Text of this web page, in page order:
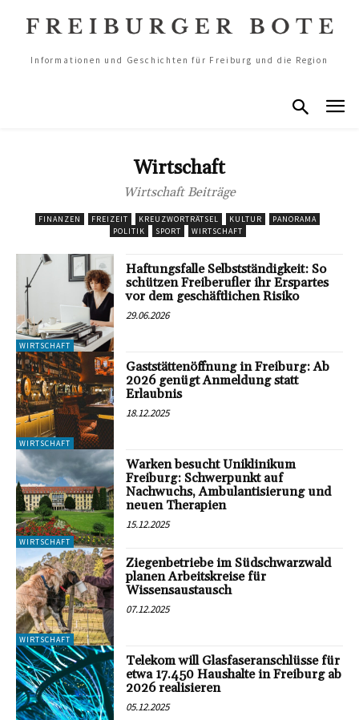
Informationen und Geschichten für Freiburg und die Region
Wirtschaft
Wirtschaft Beiträge
FINANZEN FREIZEIT KREUZWORTRÄTSEL KULTUR
PANORAMA
POLITIK
SPORT WIRTSCHAFT
WIRTSCHAFT
Haftungsfalle Selbstständigkeit: So
schützen Freiberufler ihr Erspartes
vor dem geschäftlichen Risiko
29.06.2026
WIRTSCHAFT
Gaststättenöffnung in Freiburg: Ab
2026 genügt Anmeldung statt
Erlaubnis
18.12.2025
WIRTSCHAFT
Warken besucht Uniklinikum
Freiburg: Schwerpunkt auf
Nachwuchs, Ambulantisierung und
neuen Therapien
15.12.2025
WIRTSCHAFT
Ziegenbetriebe im Südschwarzwald
planen Arbeitskreise für
Wissensaustausch
07.12.2025
Telekom will Glasfaseranschlüsse für
etwa 17.450 Haushalte in Freiburg ab
2026 realisieren
05.12.2025